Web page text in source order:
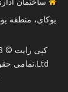

یوکای، منطقه
Ltd.تمامی حقوق محفوظ است. |